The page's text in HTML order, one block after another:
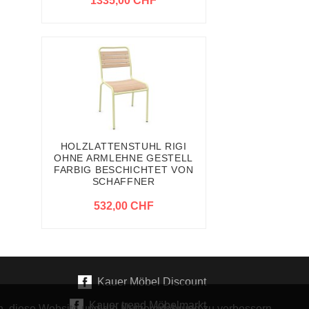
HOLZLATTENSTUHL RIGI
OHNE ARMLEHNE GESTELL
FARBIG BESCHICHTET VON
SCHAFFNER
532,00 CHF
Kauer Möbel Discount
Kauer trend Möbelmarkt